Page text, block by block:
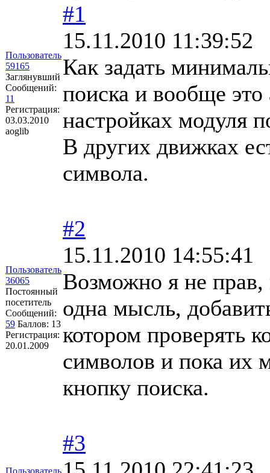
Пользователь
59165
Заглянувший
Сообщений:
11
Регистрация:
03.03.2010
aoglib
#1
15.11.2010 11:39:52
Как задать
поиска и вообще
настройках модуля
В других движках
символа.
Пользователь
36065
Постоянный
посетитель
Сообщений:
59 Баллов: 13
Регистрация:
20.01.2009
#2
15.11.2010 14:55:41
Возможно я не прав,
одна мысль,
котором проверять
символов и пока их
кнопку поиска.
Пользователь
#3